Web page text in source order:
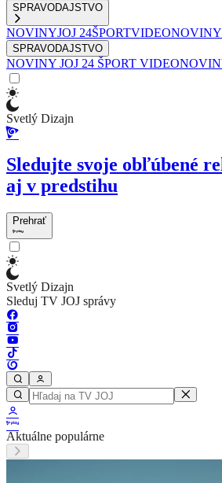
SPRAVODAJSTVO
NOVINYJOJ 24ŠPORTVIDEONOVINY
SPRAVODAJSTVO
NOVINY JOJ 24 ŠPORT
Svetlý Dizajn
Sledujte svoje obľúbené
aj v predstihu
Prehrať
Svetlý Dizajn
Sleduj TV JOJ správy
Aktuálne populárne